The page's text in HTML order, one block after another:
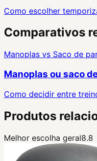
Como escolher
Comparativos
Manoplas vs Saco de
Manoplas ou saco
Como decidir entre
Produtos
Melhor escolha geral8.8